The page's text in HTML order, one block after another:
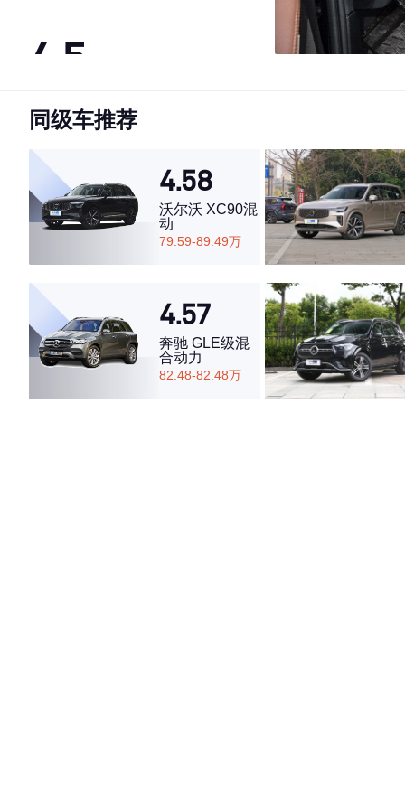
4.5
·外观表现一般，低于92%同级车
·空间表现较为优秀，优于100%同级车
同级车推荐
4.58
沃尔沃 XC90混
动
79.59-89.49万
4.57
奔驰 GLE级混
合动力
82.48-82.48万